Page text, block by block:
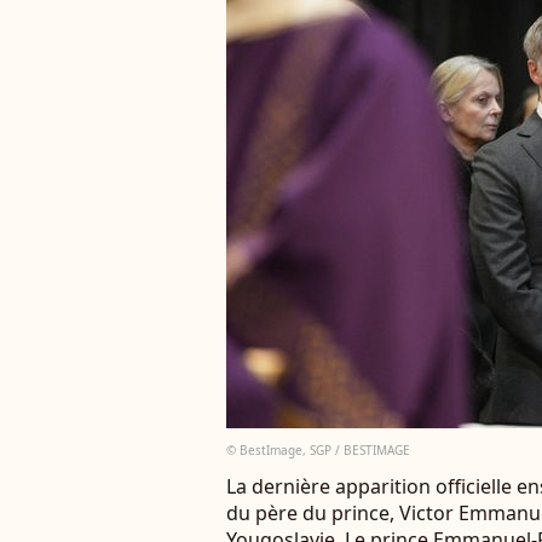
© BestImage, SGP / BESTIMAGE
La dernière apparition officielle
du père du prince, Victor